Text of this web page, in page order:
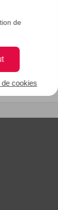
de
cookies
n'arrête plus de
son usage